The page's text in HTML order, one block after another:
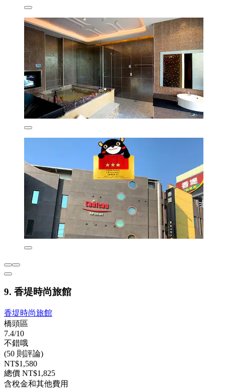
9. 香堤時尚旅館
香堤時尚旅館
橋頭區
7.4/10
不錯哦
(50 則評論)
NT$1,580
總價 NT$1,825
含稅金和其他費用